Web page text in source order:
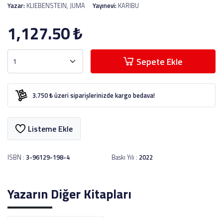
Yazar: KLIEBENSTEIN, JUMA Yayınevi: KARIBU
1,127.50₺
Sepete Ekle
3.750 ₺ üzeri siparişlerinizde kargo bedava!
Listeme Ekle
ISBN : 3-96129-198-4 Baskı Yılı : 2022
Yazarın Diğer Kitapları